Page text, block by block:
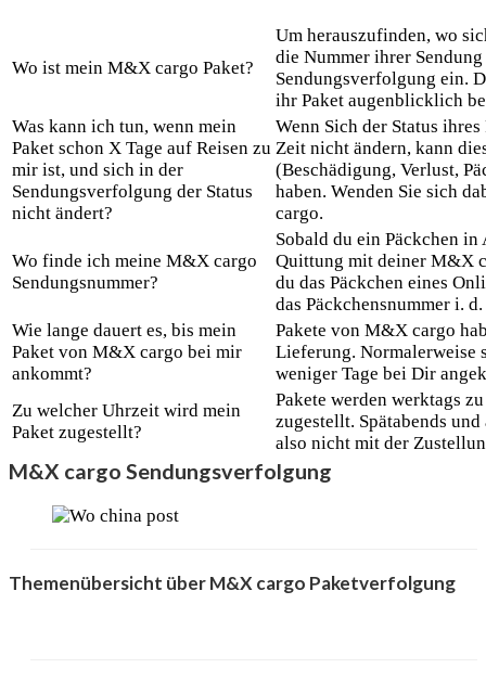
Wo ist mein M&X cargo Paket?
Um herauszufinden, wo
die Nummer ihrer
Sendungsverfolgung ein.
ihr Paket augenblicklich
Was kann ich tun, wenn mein
Paket schon X Tage auf Reisen zu
mir ist, und sich in der
Sendungsverfolgung der Status
nicht ändert?
Wenn Sich der Status
Zeit nicht ändern, kann
(Beschädigung, Verlust,
haben. Wenden Sie sich
cargo.
Wo finde ich meine M&X cargo
Sendungsnummer?
Sobald du ein Päckchen
Quittung mit deiner M&X
du das Päckchen eines
das Päckchensnummer i.
Wie lange dauert es, bis mein
Paket von M&X cargo bei mir
ankommt?
Pakete von M&X cargo
Lieferung. Normalerweise
weniger Tage bei Dir
Zu welcher Uhrzeit wird mein
Paket zugestellt?
Pakete werden werktags
zugestellt. Spätabends
also nicht mit der
M&X cargo Sendungsverfolgung
Themenübersicht über M&X cargo Paketverfolgung